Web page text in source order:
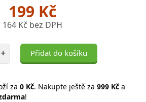
199 Kč
164 Kč bez DPH
+ Přidat do košíku
za 0 Kč. Nakupte ještě za 999 Kč a
!